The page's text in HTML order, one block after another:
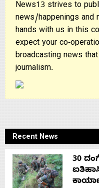
News13 strives to
news/happenings and
hands with us in this
expect your co-
broadcasting news
journalism.
Recent News
30